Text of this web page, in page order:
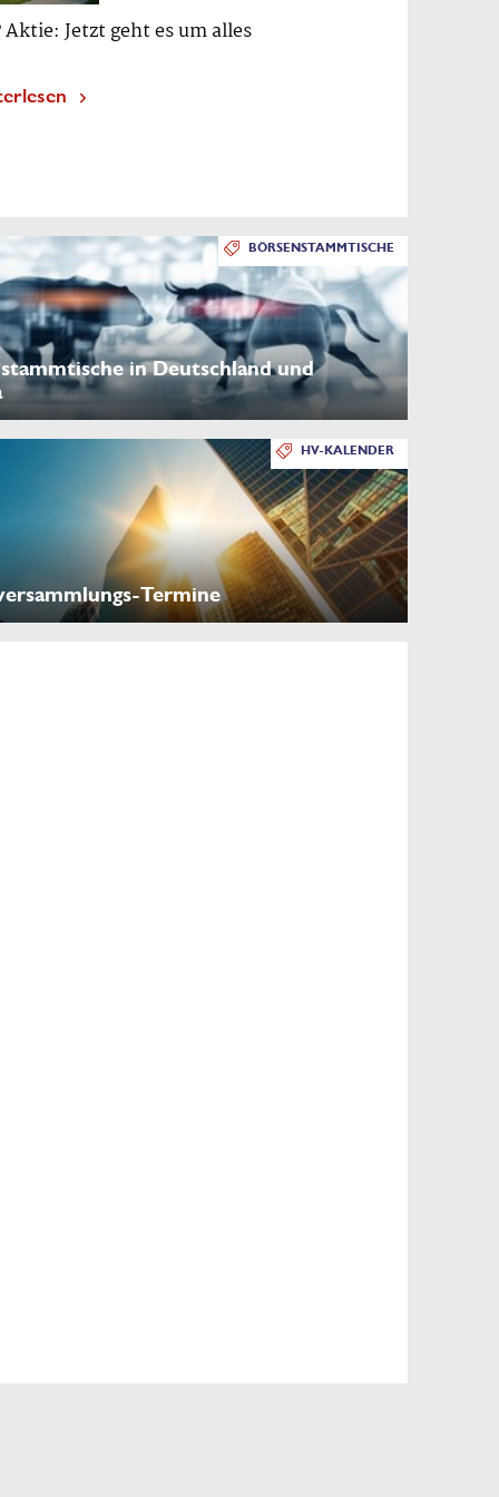
Aktie: Jetzt geht es um alles
BÖRSENSTAMMTISCHE
in Deutschland und
HV-KALENDER
Termine